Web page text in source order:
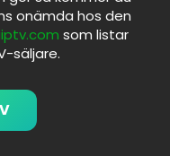
onämda hos den
som listar
säljare.